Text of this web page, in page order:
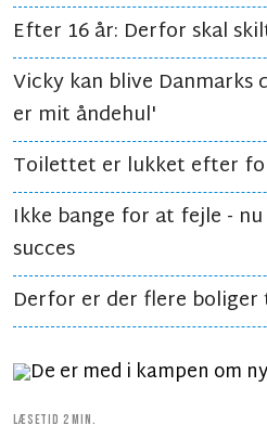
Efter 16 år: Derfor skal
Vicky kan blive Danmarks
er mit åndehul'
Toilettet er lukket efter
Ikke bange for at fejle -
succes
Derfor er der flere boliger
LÆSETID 2 MIN.